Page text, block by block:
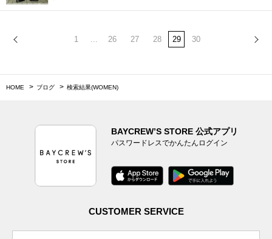
1 ... 26 27 28 29 30
HOME ブログ 検索結果(WOMEN)
BAYCREW’S STORE 公式アプリ
パスワードレスでかんたんログイン
CUSTOMER SERVICE